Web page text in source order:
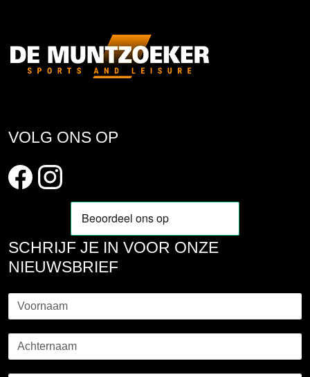
VOLG ONS OP
SCHRIJF JE IN VOOR ONZE
NIEUWSBRIEF